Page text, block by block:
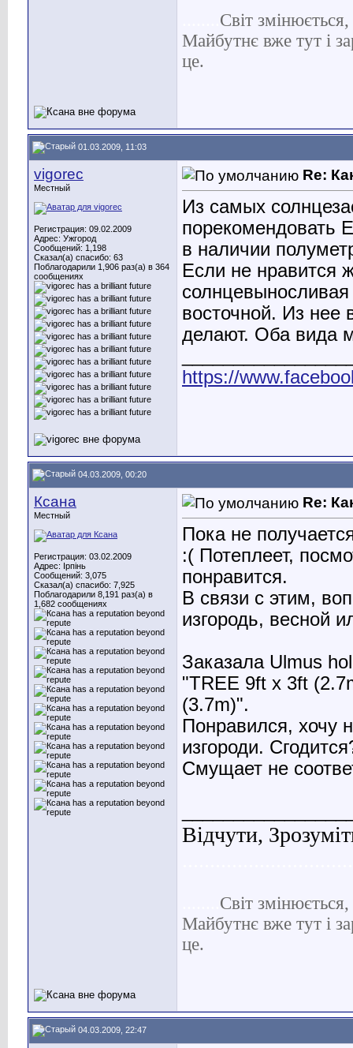
Світ
Майбутнє вже тут і
це.
01.03.2009, 11:03
vigorec
Местный
Регистрация: 09.02.2009
Адрес: Ужгород
Сообщений: 1,198
Сказал(а) спасибо: 63
Поблагодарили 1,906 раз(а) в 364
сообщениях
Re:
Из самых
порекомендовать
в наличии
Если не нравится
восточной. Из нее
делают. Оба вида
https://
04.03.2009, 00:20
Ксана
Местный
Регистрация: 03.02.2009
Адрес: Ірпінь
Сообщений: 3,075
Сказал(а) спасибо: 7,925
Поблагодарили 8,191 раз(а) в
1,682 сообщениях
Re:
Пока не
:( Потеплеет,
понравится.
В связи с этим,
изгородь, весной
Заказала Ulmus
"TREE 9ft x 3ft
(3.7m)".
Понравился, хочу
изгороди.
Смущает не
Відчути,
Світ
Майбутнє вже тут і
це.
04.03.2009, 22:47